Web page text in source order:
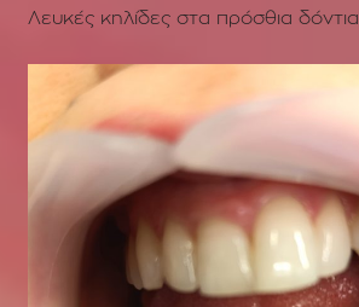
Λευκές κηλίδες στα πρόσθια δόντια